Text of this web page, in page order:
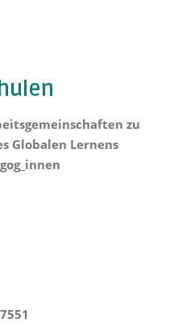
zu
Globalen Lernens